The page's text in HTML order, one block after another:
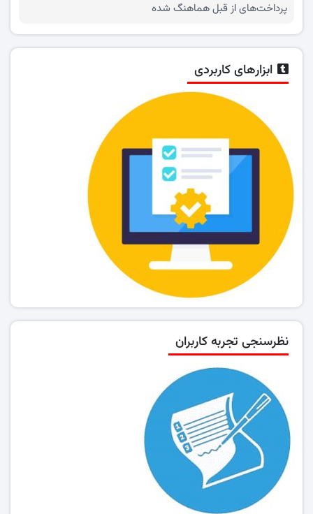
پرداخت‌های از قبل هماهنگ شده
ابزارهای کاربردی
نظرسنجی تجربه کاربران